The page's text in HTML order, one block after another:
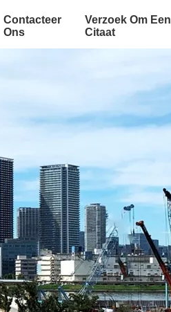
Contacteer
Ons
Verzoek Om Een
Citaat